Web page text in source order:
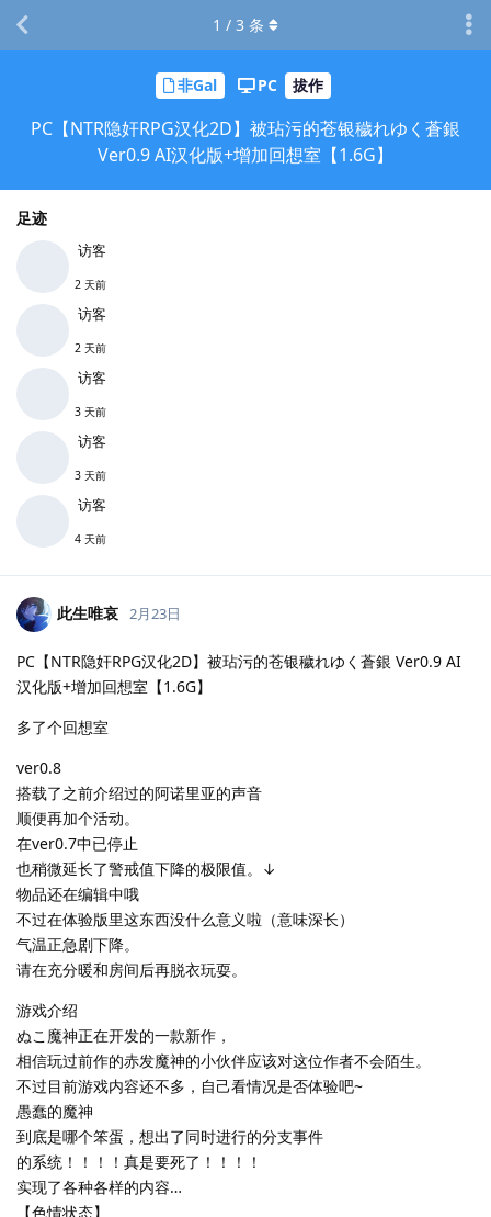
非Gal PC 拔作
PC【NTR隐奸RPG汉化2D】被玷污的苍银穢れゆく蒼銀
Ver0.9 AI汉化版+增加回想室【1.6G】
足迹
访客
2 天前
访客
2 天前
访客
3 天前
访客
3 天前
访客
4 天前
1 / 3 条
此生唯哀 2月23日
PC【NTR隐奸RPG汉化2D】被玷污的苍银穢れゆく蒼銀 Ver0.9 AI
汉化版+增加回想室【1.6G】
多了个回想室
ver0.8
搭载了之前介绍过的阿诺里亚的声音
顺便再加个活动。
在ver0.7中已停止
也稍微延长了警戒值下降的极限值。↓
物品还在编辑中哦
不过在体验版里这东西没什么意义啦（意味深长）
气温正急剧下降。
请在充分暖和房间后再脱衣玩耍。
游戏介绍
ぬこ魔神正在开发的一款新作，
相信玩过前作的赤发魔神的小伙伴应该对这位作者不会陌生。
不过目前游戏内容还不多，自己看情况是否体验吧~
愚蠢的魔神
到底是哪个笨蛋，想出了同时进行的分支事件
的系统！！！！真是要死了！！！！
实现了各种各样的内容…
【色情状态】